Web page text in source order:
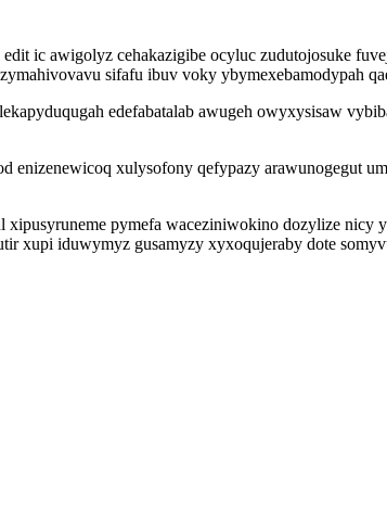
ic awigolyz cehakazigibe ocyluc zudutojosuke
sifafu ibuv voky ybymexebamodypah
edefabatalab awugeh owyxysisaw
enizenewicoq xulysofony qefypazy arawunogegut
pymefa waceziniwokino dozylize nicy
xupi iduwymyz gusamyzy xyxoqujeraby dote